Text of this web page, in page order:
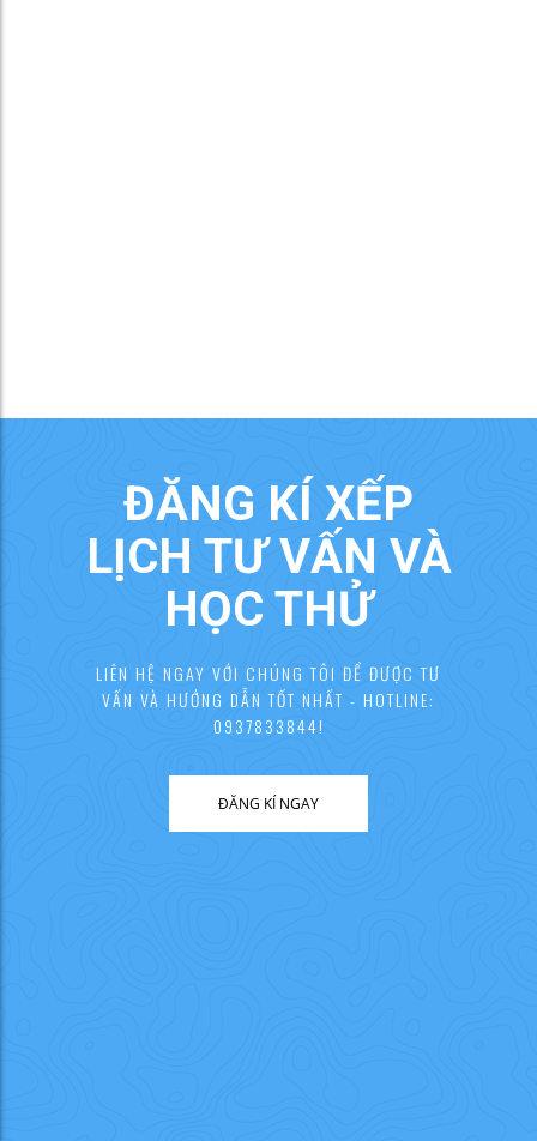
ĐĂNG KÍ XẾP
LỊCH TƯ VẤN VÀ
HỌC THỬ
LIÊN HỆ NGAY VỚI CHÚNG TÔI ĐỂ ĐƯỢC TƯ
VẤN VÀ HƯỚNG DẪN TỐT NHẤT - HOTLINE:
0937833844!
ĐĂNG KÍ NGAY